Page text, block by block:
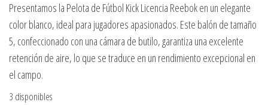
Presentamos la Pelota de Fútbol Kick Licencia Reebok en un elegante
color blanco, ideal para jugadores apasionados. Este balón de tamaño
5, confeccionado con una cámara de butilo, garantiza una excelente
retención de aire, lo que se traduce en un rendimiento excepcional en
el campo.
3 disponibles